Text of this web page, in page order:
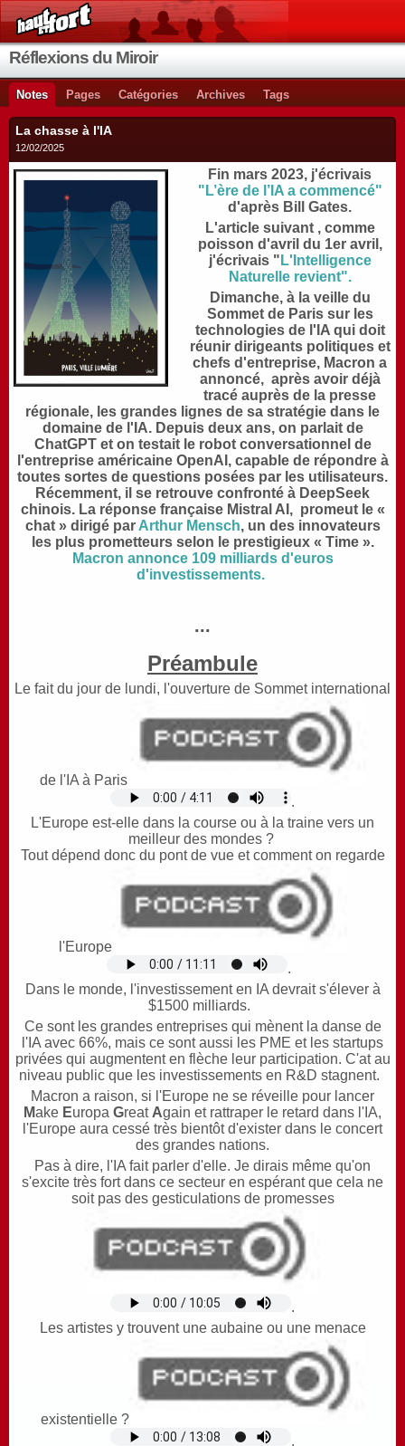
Réflexions du Miroir
Notes Pages Catégories Archives Tags
La chasse à l'IA
12/02/2025
Fin mars 2023, j'écrivais
"L’ère de l’IA a commencé"
d'après Bill Gates.
L'article suivant , comme
poisson d'avril du 1er avril,
j'écrivais " L'Intelligence
Naturelle revient".
Dimanche, à la veille du
Sommet de Paris sur les
technologies de l'IA qui doit
réunir dirigeants politiques et
chefs d'entreprise, Macron a
annoncé, après avoir déjà
tracé auprès de la presse
régionale, les grandes lignes de sa stratégie dans le
domaine de l'IA. Depuis deux ans, on parlait de
ChatGPT et on testait le robot conversationnel de
l'entreprise américaine OpenAI, capable de répondre à
toutes sortes de questions posées par les utilisateurs.
Récemment, il se retrouve confronté à DeepSeek
chinois. La réponse française Mistral AI, promeut le «
chat » dirigé par Arthur Mensch, un des innovateurs
les plus prometteurs selon le prestigieux « Time ».
Macron annonce 109 milliards d'euros
d'investissements.
...
Préambule
Le fait du jour de lundi, l'ouverture de Sommet international
de l'IA à Paris
.
L'Europe est-elle dans la course ou à la traine vers un
meilleur des mondes ?
Tout dépend donc du pont de vue et comment on regarde
l'Europe
.
Dans le monde, l'investissement en IA devrait s'élever à
$1500 milliards.
Ce sont les grandes entreprises qui mènent la danse de
l'IA avec 66%, mais ce sont aussi les PME et les startups
privées qui augmentent en flèche leur participation. C'at au
niveau public que les investissements en R&D stagnent.
Macron a raison, si l'Europe ne se réveille pour lancer
Make Europa Great Again et rattraper le retard dans l'IA,
l'Europe aura cessé très bientôt d'exister dans le concert
des grandes nations.
Pas à dire, l'IA fait parler d'elle. Je dirais même qu'on
s'excite très fort dans ce secteur en espérant que cela ne
soit pas des gesticulations de promesses
.
Les artistes y trouvent une aubaine ou une menace
existentielle ?
.